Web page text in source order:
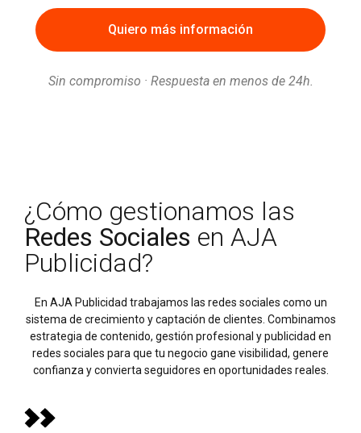
Sin compromiso · Respuesta en menos de 24h.
¿Cómo gestionamos las
Redes Sociales en AJA
Publicidad?
En AJA Publicidad trabajamos las redes sociales como un
sistema de crecimiento y captación de clientes. Combinamos
estrategia de contenido, gestión profesional y publicidad en
redes sociales para que tu negocio gane visibilidad, genere
confianza y convierta seguidores en oportunidades reales.